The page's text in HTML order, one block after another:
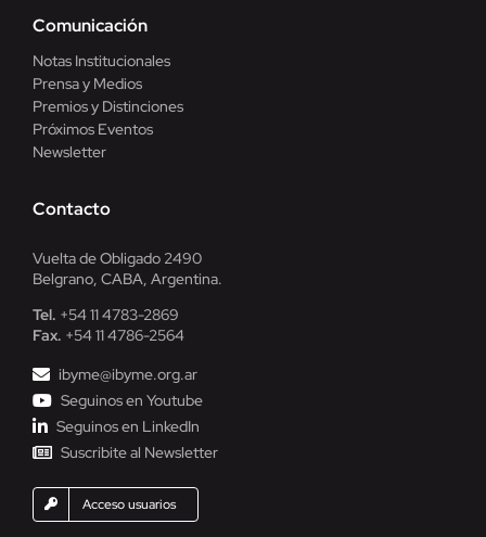
Comunicación
Notas Institucionales
Prensa y Medios
Premios y Distinciones
Próximos Eventos
Newsletter
Contacto
Vuelta de Obligado 2490
Belgrano, CABA, Argentina.
Tel. +54 11 4783-2869
Fax. +54 11 4786-2564
ibyme@ibyme.org.ar
Seguinos en Youtube
Seguinos en LinkedIn
Suscribite al Newsletter
Acceso usuarios